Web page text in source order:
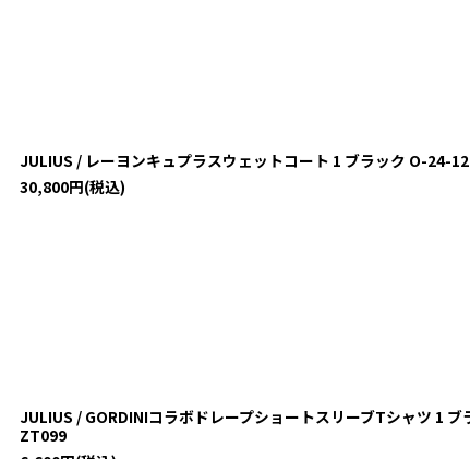
JULIUS / レーヨンキュプラスウェットコート 1 ブラック O-24-
30,800円(税込)
JULIUS / GORDINIコラボドレープショートスリーブTシャツ 1
ZT099